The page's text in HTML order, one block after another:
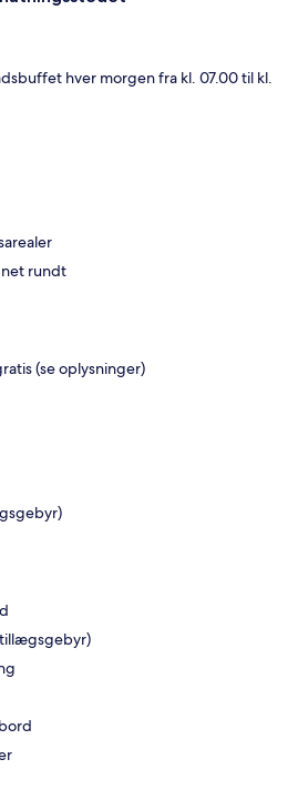
hver morgen fra kl. 07.00 til kl.
rundt
(se oplysninger)